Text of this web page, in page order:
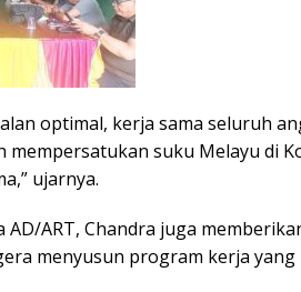
optimal, kerja sama seluruh
mempersatukan suku Melayu di
ujarnya.
AD/ART, Chandra juga
menyusun program kerja